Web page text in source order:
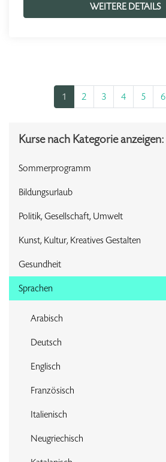
WEITERE DETAILS
1 2 3 4 5 6
Kurse nach Kategorie anzeigen:
Sommerprogramm
Bildungsurlaub
Politik, Gesellschaft, Umwelt
Kunst, Kultur, Kreatives Gestalten
Gesundheit
Sprachen
Arabisch
Deutsch
Englisch
Französisch
Italienisch
Neugriechisch